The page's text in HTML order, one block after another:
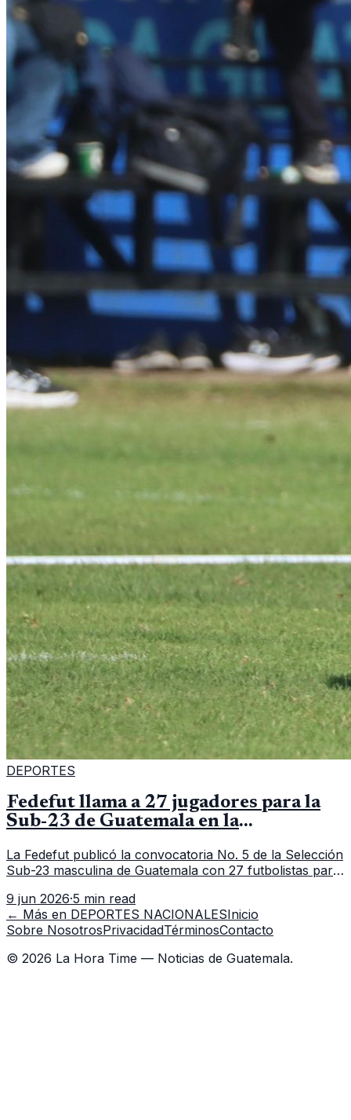
DEPORTES
Fedefut llama a 27 jugadores para la
Sub-23 de Guatemala en la
La Fedefut publicó la convocatoria No. 5 de la Selección
Sub-23 masculina de Guatemala con 27 futbolistas para
9 jun 2026·5 min read
← Más en DEPORTES NACIONALESInicio
Sobre NosotrosPrivacidadTérminosContacto
© 2026 La Hora Time — Noticias de Guatemala.